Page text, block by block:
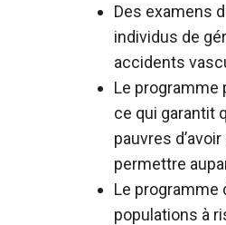
Des examens
individus de
accidents
Le programme
ce qui garantit
pauvres
permettre
Le programme
populations à